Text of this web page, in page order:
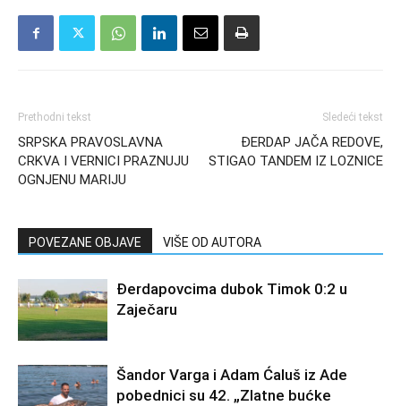
Prethodni tekst
SRPSKA PRAVOSLAVNA
CRKVA I VERNICI PRAZNUJU
OGNJENU MARIJU
Sledeći tekst
ĐERDAP JAČA REDOVE,
STIGAO TANDEM IZ LOZNICE
POVEZANE OBJAVE VIŠE OD AUTORA
Đerdapovcima dubok Timok 0:2 u
Zaječaru
Šandor Varga i Adam Ćaluš iz Ade
pobednici su 42. „Zlatne bućke